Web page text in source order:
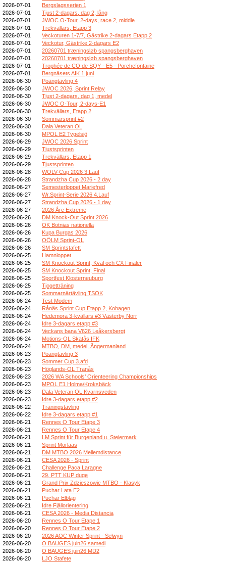
2026-07-01
Bergslagsserien 1
2026-07-01
Tjust 2-dagars, dag 2, lång
2026-07-01
JWOC O-Tour, 2-days, race 2, middle
2026-07-01
Trekvällars, Etapp 3
2026-07-01
Veckoturen 1-7/7, Gästrike 2-dagars Etapp 2
2026-07-01
Veckotur, Gästrike 2-dagars E2
2026-07-01
20260701 træningsløb spangsberghaven
2026-07-01
20260701 træningsløb spangsberghaven
2026-07-01
Trophée de CO de SQY - E5 - Porchefontaine
2026-07-01
Bergnäsets AIK 1 juni
2026-06-30
Poängtävling 4
2026-06-30
JWOC 2026, Sprint Relay
2026-06-30
Tjust 2-dagars, dag 1, medel
2026-06-30
JWOC O-Tour, 2-days-E1
2026-06-30
Trekvällars, Etapp 2
2026-06-30
Sommarsprint #2
2026-06-30
Dala Veteran OL
2026-06-30
MPOL E2 Tygelsjö
2026-06-29
JWOC 2026 Sprint
2026-06-29
Tjustsprinten
2026-06-29
Trekvällars, Etapp 1
2026-06-29
Tjustsprinten
2026-06-28
WOLV-Cup 2026 3.Lauf
2026-06-28
Strandzha Cup 2026 - 2 day
2026-06-27
Semesterloppet Mariefred
2026-06-27
Wr.Sprint-Serie 2026 4.Lauf
2026-06-27
Strandzha Cup 2026 - 1 day
2026-06-27
2026 Åre Extreme
2026-06-26
DM Knock-Out Sprint 2026
2026-06-26
OK Botnias nationella
2026-06-26
Kupa Burgas 2026
2026-06-26
OÖLM Sprint-OL
2026-06-26
SM Sprintstafett
2026-06-25
Hamnloppet
2026-06-25
SM Knockout Sprint, Kval och CX Finaler
2026-06-25
SM Knockout Sprint, Final
2026-06-25
Sportfest Klosterneuburg
2026-06-25
Tjogetträning
2026-06-25
Sommarnärtävling TSOK
2026-06-24
Test Modem
2026-06-24
Rånäs Sprint Cup Etapp 2, Kohagen
2026-06-24
Hedemora 3-kvällars #3 Västerby Norr
2026-06-24
Idre 3-dagars etapp #3
2026-06-24
Veckans bana V626 Leåkersbergt
2026-06-24
Motions-OL Skatås IFK
2026-06-24
MTBO, DM, medel, Ångermanland
2026-06-23
Poängtävling 3
2026-06-23
Sommer Cup 3.afd
2026-06-23
Höglands-OL Tranås
2026-06-23
2026 WA Schools’ Orienteering Championships
2026-06-23
MPOL E1 Holma/Kroksbäck
2026-06-23
Dala Veteran OL Kvarnsveden
2026-06-23
Idre 3-dagars etapp #2
2026-06-22
Träningstävling
2026-06-22
Idre 3-dagars etapp #1
2026-06-21
Rennes O Tour Etape 3
2026-06-21
Rennes O Tour Etape 4
2026-06-21
LM Sprint für Burgenland u. Steiermark
2026-06-21
Sprint Morlaas
2026-06-21
DM MTBO 2026 Mellemdistance
2026-06-21
CESA 2026 - Sprint
2026-06-21
Challenge Paca Laragne
2026-06-21
29. PTT KUP duge
2026-06-21
Grand Prix Zdzieszowic MTBO - Klasyk
2026-06-21
Puchar Lata E2
2026-06-21
Puchar Elbląg
2026-06-21
Idre Fjällorientering
2026-06-21
CESA 2026 - Media Distancia
2026-06-20
Rennes O Tour Etape 1
2026-06-20
Rennes O Tour Etape 2
2026-06-20
2026 AOC Winter Sprint - Selwyn
2026-06-20
O BAUGES juin26 samedi
2026-06-20
O BAUGES juin26 MD2
2026-06-20
LJO Stafete